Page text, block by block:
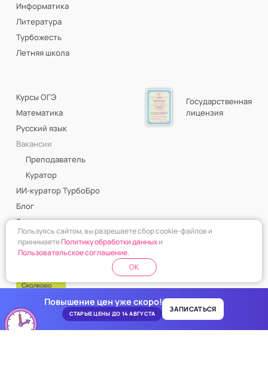
Информатика
Литература
Турбожесть
Летняя школа
Курсы ОГЭ
Математика
Русский язык
Вакансии
Преподаватель
Куратор
ИИ-куратор ТурбоБро
Блог
Задания
Государственная
лицензия
Повышение цен уже скоро!
СТАРЫЕ ЦЕНЫ ДО 14 АВГУСТА ЗАПИСАТЬСЯ
Пользуясь сайтом, вы разрешаете сбор cookie-файлов и
принимаетеПолитику обработки данныхи
Пользовательское соглашение.
OK